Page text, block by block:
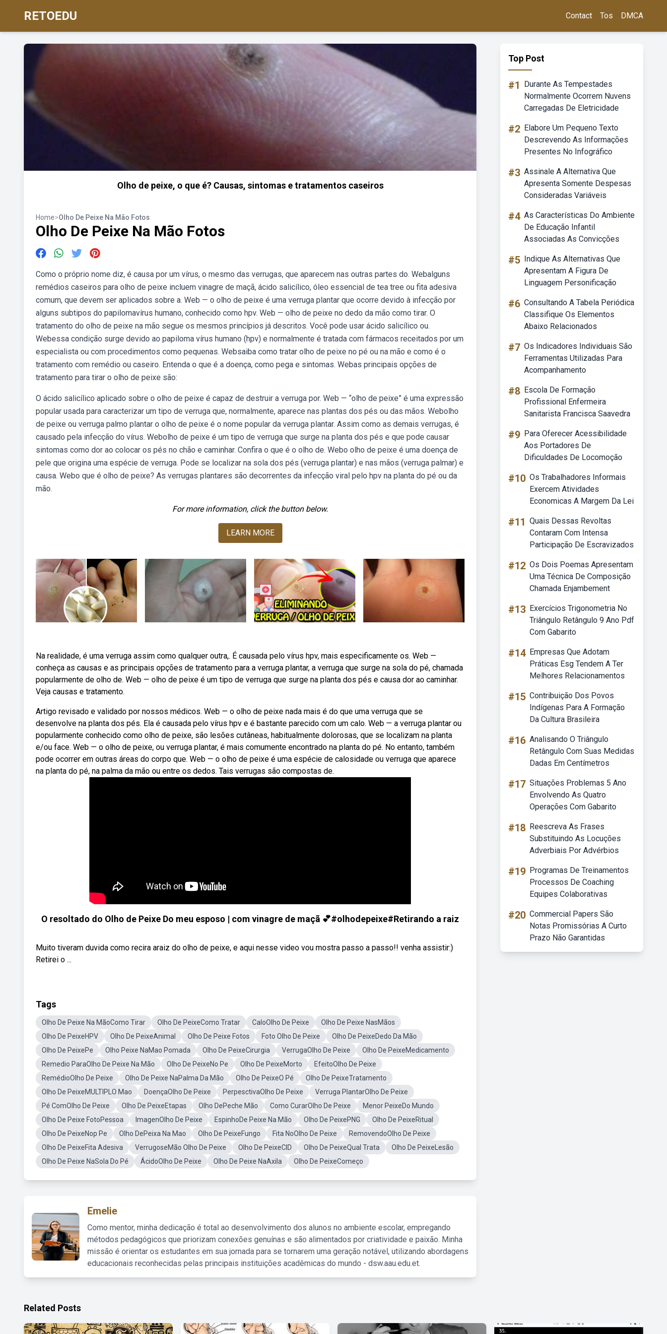
RETOEDU Contact Tos DMCA
Olho de peixe, o que é? Causas, sintomas e tratamentos caseiros
Home>Olho De Peixe Na Mão Fotos
Olho De Peixe Na Mão Fotos
Como o próprio nome diz, é causa por um vírus, o mesmo das verrugas, que aparecem nas outras partes do. Webalguns
remédios caseiros para olho de peixe incluem vinagre de maçã, ácido salicílico, óleo essencial de tea tree ou fita adesiva
comum, que devem ser aplicados sobre a. Web — o olho de peixe é uma verruga plantar que ocorre devido à infecção por
alguns subtipos do papilomavírus humano, conhecido como hpv. Web — olho de peixe no dedo da mão como tirar. O
tratamento do olho de peixe na mão segue os mesmos princípios já descritos. Você pode usar ácido salicílico ou.
Webessa condição surge devido ao papiloma vírus humano (hpv) e normalmente é tratada com fármacos receitados por um
especialista ou com procedimentos como pequenas. Websaiba como tratar olho de peixe no pé ou na mão e como é o
tratamento com remédio ou caseiro. Entenda o que é a doença, como pega e sintomas. Webas principais opções de
tratamento para tirar o olho de peixe são:
O ácido salicílico aplicado sobre o olho de peixe é capaz de destruir a verruga por. Web — “olho de peixe” é uma expressão
popular usada para caracterizar um tipo de verruga que, normalmente, aparece nas plantas dos pés ou das mãos. Webolho
de peixe ou verruga palmo plantar o olho de peixe é o nome popular da verruga plantar. Assim como as demais verrugas, é
causado pela infecção do vírus. Webolho de peixe é um tipo de verruga que surge na planta dos pés e que pode causar
sintomas como dor ao colocar os pés no chão e caminhar. Confira o que é o olho de. Webo olho de peixe é uma doença de
pele que origina uma espécie de verruga. Pode se localizar na sola dos pés (verruga plantar) e nas mãos (verruga palmar) e
causa. Webo que é olho de peixe? As verrugas plantares são decorrentes da infecção viral pelo hpv na planta do pé ou da
mão.
For more information, click the button below.
LEARN MORE
Na realidade, é uma verruga assim como qualquer outra,. É causada pelo vírus hpv, mais especificamente os. Web —
conheça as causas e as principais opções de tratamento para a verruga plantar, a verruga que surge na sola do pé, chamada
popularmente de olho de. Web — olho de peixe é um tipo de verruga que surge na planta dos pés e causa dor ao caminhar.
Veja causas e tratamento.
Artigo revisado e validado por nossos médicos. Web — o olho de peixe nada mais é do que uma verruga que se
desenvolve na planta dos pés. Ela é causada pelo vírus hpv e é bastante parecido com um calo. Web — a verruga plantar ou
popularmente conhecido como olho de peixe, são lesões cutâneas, habitualmente dolorosas, que se localizam na planta
e/ou face. Web — o olho de peixe, ou verruga plantar, é mais comumente encontrado na planta do pé. No entanto, também
pode ocorrer em outras áreas do corpo que. Web — o olho de peixe é uma espécie de calosidade ou verruga que aparece
na planta do pé, na palma da mão ou entre os dedos. Tais verrugas são compostas de.
O resoltado do Olho de Peixe Do meu esposo | com vinagre de maçã 💕#olhodepeixe#Retirando a raiz
Muito tiveram duvida como recira araiz do olho de peixe, e aqui nesse video vou mostra passo a passo!! venha assistir:)
Retirei o ...
Tags
Olho De Peixe Na MãoComo Tirar Olho De PeixeComo Tratar CaloOlho De Peixe
Olho De Peixe NasMãos
Olho De PeixeHPV
Olho De PeixeAnimal Olho De Peixe Fotos Foto Olho De Peixe
Olho De PeixeDedo Da Mão
Olho De PeixePe
Olho Peixe NaMao Pomada Olho De PeixeCirurgia VerrugaOlho De Peixe
Olho De PeixeMedicamento
Remedio ParaOlho De Peixe Na Mão
Olho De PeixeNo Pe Olho De PeixeMorto
EfeitoOlho De Peixe
RemédioOlho De Peixe
Olho De Peixe NaPalma Da Mão Olho De PeixeO Pé
Olho De PeixeTratamento
Olho De PeixeMULTIPLO Mao
DoençaOlho De Peixe PerpesctivaOlho De Peixe
Verruga PlantarOlho De Peixe
Pé ComOlho De Peixe
Olho De PeixeEtapas Olho DePeche Mão Como CurarOlho De Peixe
Menor PeixeDo Mundo
Olho De Peixe FotoPessoa
ImagenOlho De Peixe EspinhoDe Peixe Na Mão Olho De PeixePNG
Olho De PeixeRitual
Olho De PeixeNop Pe
Olho DePeixa Na Mao Olho De PeixeFungo Fita NoOlho De Peixe
RemovendoOlho De Peixe
Olho De PeixeFita Adesiva
VerrugoseMão Olho De Peixe Olho De PeixeCID Olho De PeixeQual Trata
Olho De PeixeLesão
Olho De Peixe NaSola Do Pé
ÁcidoOlho De Peixe Olho De Peixe NaAxila Olho De PeixeComeço
Emelie
Como mentor, minha dedicação é total ao desenvolvimento dos alunos no ambiente escolar, empregando
métodos pedagógicos que priorizam conexões genuínas e são alimentados por criatividade e paixão. Minha
missão é orientar os estudantes em sua jornada para se tornarem uma geração notável, utilizando abordagens
educacionais reconhecidas pelas principais instituições acadêmicas do mundo - dsw.aau.edu.et.
Top Post
#1
Durante As Tempestades
Normalmente Ocorrem Nuvens
Carregadas De Eletricidade
#2 Elabore Um Pequeno Texto
Descrevendo As Informações
Presentes No Infográfico
#3 Assinale A Alternativa Que
Apresenta Somente Despesas
Consideradas Variáveis
#4 As Características Do Ambiente
De Educação Infantil
Associadas As Convicções
#5 Indique As Alternativas Que
Apresentam A Figura De
Linguagem Personificação
#6 Consultando A Tabela Periódica
Classifique Os Elementos
Abaixo Relacionados
#7 Os Indicadores Individuais São
Ferramentas Utilizadas Para
Acompanhamento
#8 Escola De Formação
Profissional Enfermeira
Sanitarista Francisca Saavedra
#9 Para Oferecer Acessibilidade
Aos Portadores De
Dificuldades De Locomoção
#10 Os Trabalhadores Informais
Exercem Atividades
Economicas A Margem Da Lei
#11 Quais Dessas Revoltas
Contaram Com Intensa
Participação De Escravizados
#12 Os Dois Poemas Apresentam
Uma Técnica De Composição
Chamada Enjambement
#13 Exercícios Trigonometria No
Triângulo Retângulo 9 Ano Pdf
Com Gabarito
#14 Empresas Que Adotam
Práticas Esg Tendem A Ter
Melhores Relacionamentos
#15 Contribuição Dos Povos
Indígenas Para A Formação
Da Cultura Brasileira
#16 Analisando O Triângulo
Retângulo Com Suas Medidas
Dadas Em Centímetros
#17 Situações Problemas 5 Ano
Envolvendo As Quatro
Operações Com Gabarito
#18 Reescreva As Frases
Substituindo As Locuções
Adverbiais Por Advérbios
#19 Programas De Treinamentos
Processos De Coaching
Equipes Colaborativas
#20 Commercial Papers São
Notas Promissórias A Curto
Prazo Não Garantidas
Related Posts